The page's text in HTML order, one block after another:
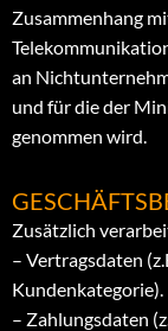
Zusammenhang
an
und für die der
genommen wird.
Zusätzlich
– Vertragsdaten
Kundenkategorie).
– Zahlungsdaten